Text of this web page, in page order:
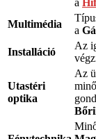
Multimédia
a
Installáció
Az
Utastéri
optika
Az